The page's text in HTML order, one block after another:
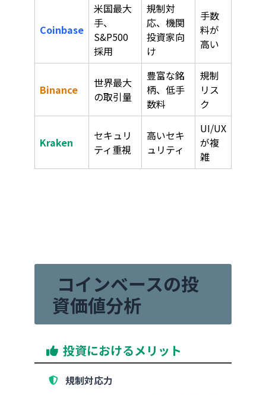
Coinbase
米国最大
手、
S&P500
採用
規制対
応、機関
投資家向
け
手数
料が
高い
Binance
世界最大
の取引量
豊富な銘
柄、低手
数料
規制
リス
ク
Kraken
セキュリ
ティ重視
高いセキ
ュリティ
UI/UX
が複
雑
コインベースの投
資価値分析
投資におけるメリット
規制対応力